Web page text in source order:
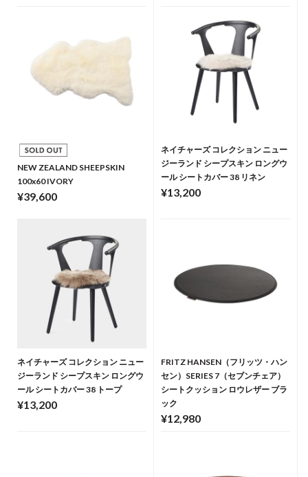
NEW ZEALAND SHEEPSKIN
100x60 IVORY
¥39,600
ネイチャーズ コレクション ニュー
ジーランド シープスキン ロングウ
ール シートカバー 38 リネン
¥13,200
ネイチャーズ コレクション ニュー
ジーランド シープスキン ロングウ
ール シートカバー 38 トープ
¥13,200
FRITZ HANSEN（フリッツ・ハン
セン）SERIES 7（セブンチェア）
シートクッション ロウレザー ブラ
ック
¥12,980